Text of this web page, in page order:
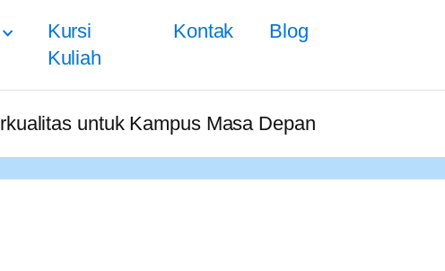
Kursi
Kuliah
Kontak Blog
untuk Kampus Masa Depan